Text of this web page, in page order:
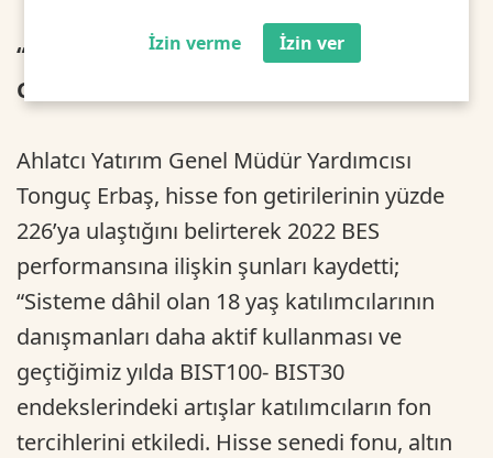
İzin verme İzin ver
“2022’DE EN ÇOK PARA GETİREN FON
GRUBU HİSSE FON GETİRİLERİ OLDU”
Ahlatcı Yatırım Genel Müdür Yardımcısı
Tonguç Erbaş, hisse fon getirilerinin yüzde
226’ya ulaştığını belirterek 2022 BES
performansına ilişkin şunları kaydetti;
“Sisteme dâhil olan 18 yaş katılımcılarının
danışmanları daha aktif kullanması ve
geçtiğimiz yılda BIST100- BIST30
endekslerindeki artışlar katılımcıların fon
tercihlerini etkiledi. Hisse senedi fonu, altın